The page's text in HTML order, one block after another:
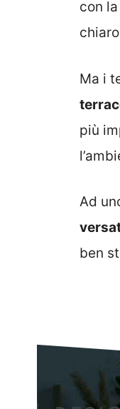
con
Ma i
più
Ad
ben